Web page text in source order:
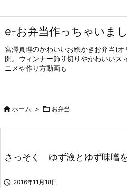
e-お弁当作っちゃいま
宮澤真理のかわいいお絵かきお弁当(
開。ウィンナー飾り切りやかわいいス
ニメや作り方動画も
ホーム > お弁当
さっそく ゆず液とゆず味噌
 2016年11月18日